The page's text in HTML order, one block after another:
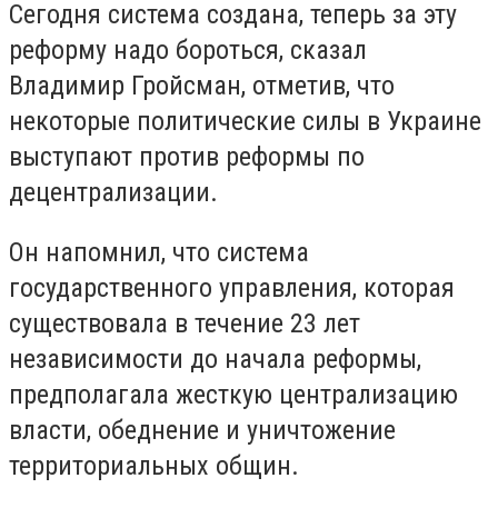
Сегодня система создана, теперь за эту
реформу надо бороться, сказал
Владимир Гройсман, отметив, что
некоторые политические силы в Украине
выступают против реформы по
децентрализации.
Он напомнил, что система
государственного управления, которая
существовала в течение 23 лет
независимости до начала реформы,
предполагала жесткую централизацию
власти, обеднение и уничтожение
территориальных общин.